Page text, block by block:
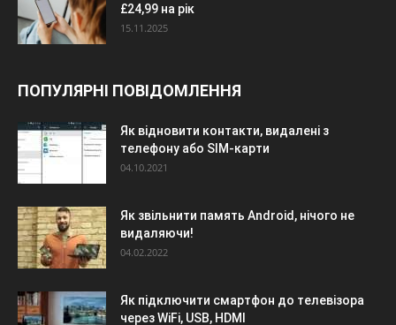
£24,99 на рік
15.11.2025
ПОПУЛЯРНІ ПОВІДОМЛЕННЯ
Як відновити контакти, видалені з
телефону або SIM-карти
04.10.2021
Як звільнити память Android, нічого не
видаляючи!
04.02.2022
Як підключити смартфон до телевізора
через WiFi, USB, HDMI